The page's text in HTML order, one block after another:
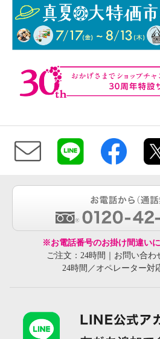
※お電話番号のお掛け間違いに
ご注文：24時間｜お問い合
24時間／オペレーター対